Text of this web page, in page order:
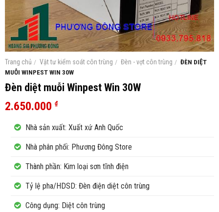
Trang chủ / Vật tư kiểm soát côn trùng / Đèn - vợt côn trùng / ĐÈN DIỆT
MUỖI WINPEST WIN 30W
Đèn diệt muỗi Winpest Win 30W
2.650.000 ₫
Nhà sản xuất: Xuất xứ Anh Quốc
Nhà phân phối: Phương Đông Store
Thành phần: Kim loại sơn tĩnh điện
Tỷ lệ pha/HDSD: Đèn điện diệt côn trùng
Công dụng: Diệt côn trùng